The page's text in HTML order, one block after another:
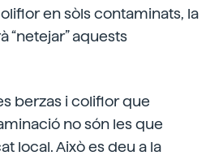
en sòls contaminats, la
“netejar” aquests
berzas i coliflor que
no són les que
local. Això es deu a la